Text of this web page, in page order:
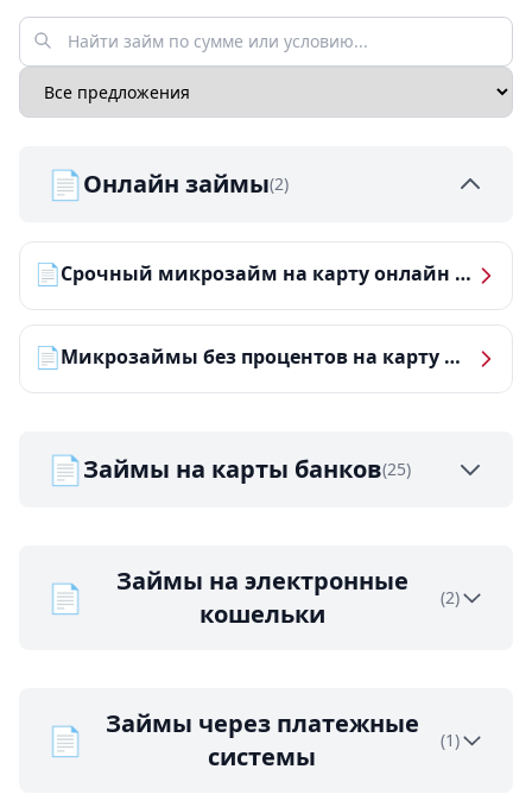
📄Онлайн займы(2)
📄 Срочный микрозайм на карту онлайн — получить деньги за 5 минут
📄 Микрозаймы без процентов на карту — ТОП-10 за 2026 год
📄Займы на карты банков(25)
📄
Займы на электронные
кошельки
(2)
📄
Займы через платежные
системы
(1)